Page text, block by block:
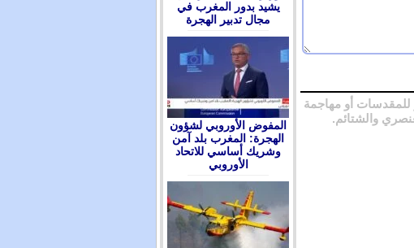
أو مهاجمة
والشتائم.
يشيد بدور المغرب في
مجال تدبير الهجرة
المفوض الأوروبي لشؤون
الهجرة: المغرب بلد آمن
وشريك أساسي للاتحاد
الأوروبي